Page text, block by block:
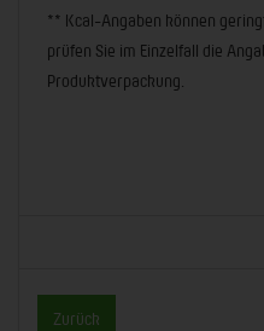
** Kcal-Angaben können
prüfen Sie im Einzelfall die
Produktverpackung.
Zurück